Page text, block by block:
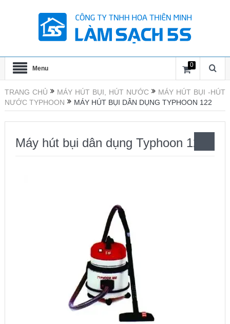
Menu 0
TRANG CHỦ MÁY HÚT BỤI, HÚT NƯỚC
MÁY HÚT BỤI -HÚT
NƯỚC TYPHOON
MÁY HÚT BỤI DÂN DỤNG TYPHOON 122
Máy hút bụi dân dụng Typhoon 122